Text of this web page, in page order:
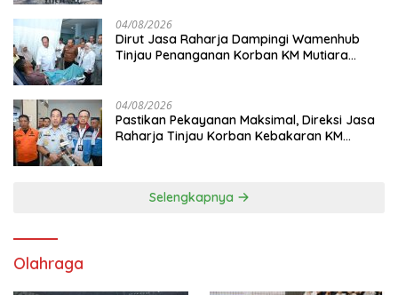
04/08/2026
Dirut Jasa Raharja Dampingi Wamenhub
Tinjau Penanganan Korban KM Mutiara
04/08/2026
Pastikan Pekayanan Maksimal, Direksi Jasa
Raharja Tinjau Korban Kebakaran KM
Selengkapnya
Olahraga